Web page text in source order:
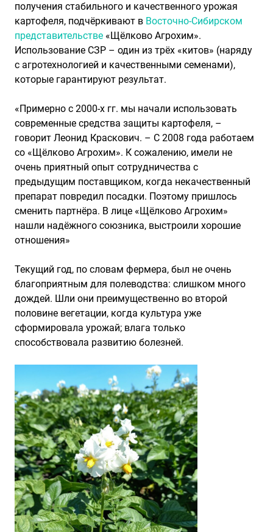
получения стабильного и качественного урожая
картофеля, подчёркивают в Восточно-Сибирском
представительстве «Щёлково Агрохим».
Использование СЗР – один из трёх «китов» (наряду
с агротехнологией и качественными семенами),
которые гарантируют результат.
«Примерно с 2000-х гг. мы начали использовать
современные средства защиты картофеля, –
говорит Леонид Краскович. – С 2008 года работаем
со «Щёлково Агрохим». К сожалению, имели не
очень приятный опыт сотрудничества с
предыдущим поставщиком, когда некачественный
препарат повредил посадки. Поэтому пришлось
сменить партнёра. В лице «Щёлково Агрохим»
нашли надёжного союзника, выстроили хорошие
отношения»
Текущий год, по словам фермера, был не очень
благоприятным для полеводства: слишком много
дождей. Шли они преимущественно во второй
половине вегетации, когда культура уже
сформировала урожай; влага только
способствовала развитию болезней.